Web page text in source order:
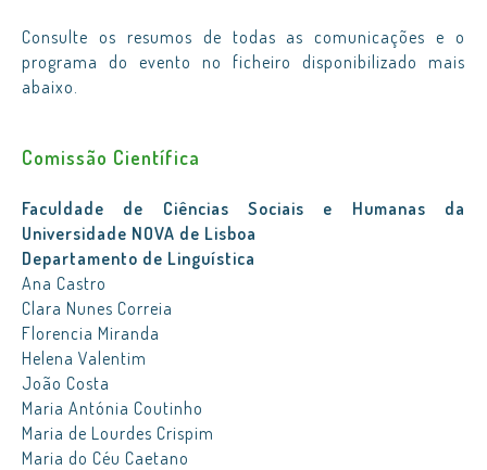
Consulte os resumos de todas as comunicações e o
programa do evento no ficheiro disponibilizado mais
abaixo.
Comissão Científica
Faculdade de Ciências Sociais e Humanas da
Universidade NOVA de Lisboa
Departamento de Linguística
Ana Castro
Clara Nunes Correia
Florencia Miranda
Helena Valentim
João Costa
Maria Antónia Coutinho
Maria de Lourdes Crispim
Maria do Céu Caetano